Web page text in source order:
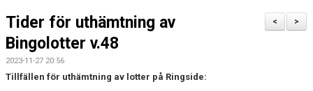
TÄVLING
>
<
Tider för uthämtning av
Bingolotter v.48
2023-11-27 20:56
Tillfällen för uthämtning av lotter på Ringside: